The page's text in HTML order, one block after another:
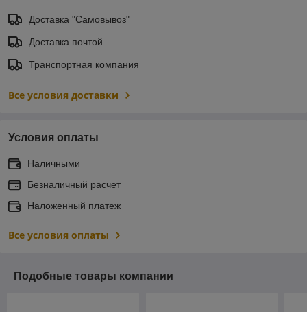
Доставка "Самовывоз"
Доставка почтой
Транспортная компания
Все условия доставки
Условия оплаты
Наличными
Безналичный расчет
Наложенный платеж
Все условия оплаты
Подобные товары компании